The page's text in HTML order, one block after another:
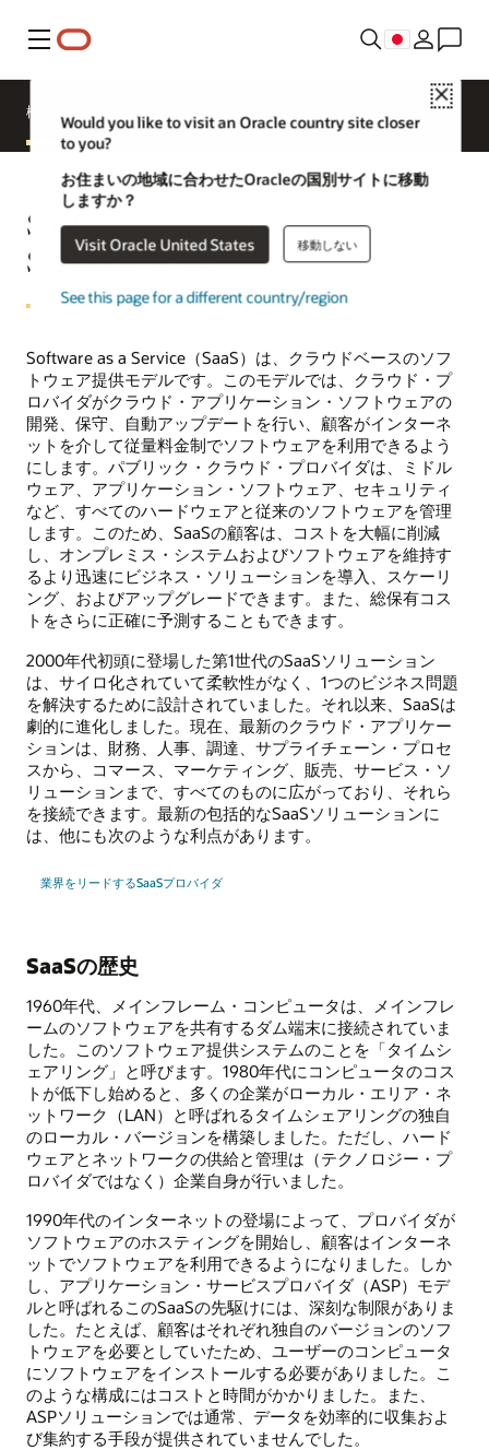
メニュー
Close
Would you like to visit an Oracle country site closer
to you?
お住まいの地域に合わせたOracleの国別サイトに移動
しますか？
Visit Oracle United States 移動しない
See this page for a different country/region
概要
SaaS（Software as a
Service）とは
Software as a Service（SaaS）は、クラウドベースのソフ
トウェア提供モデルです。このモデルでは、クラウド・プ
ロバイダがクラウド・アプリケーション・ソフトウェアの
開発、保守、自動アップデートを行い、顧客がインターネ
ットを介して従量料金制でソフトウェアを利用できるよう
にします。パブリック・クラウド・プロバイダは、ミドル
ウェア、アプリケーション・ソフトウェア、セキュリティ
など、すべてのハードウェアと従来のソフトウェアを管理
します。このため、SaaSの顧客は、コストを大幅に削減
し、オンプレミス・システムおよびソフトウェアを維持す
るより迅速にビジネス・ソリューションを導入、スケーリ
ング、およびアップグレードできます。また、総保有コス
トをさらに正確に予測することもできます。
2000年代初頭に登場した第1世代のSaaSソリューション
は、サイロ化されていて柔軟性がなく、1つのビジネス問題
を解決するために設計されていました。それ以来、SaaSは
劇的に進化しました。現在、最新のクラウド・アプリケー
ションは、財務、人事、調達、サプライチェーン・プロセ
スから、コマース、マーケティング、販売、サービス・ソ
リューションまで、すべてのものに広がっており、それら
を接続できます。最新の包括的なSaaSソリューションに
は、他にも次のような利点があります。
業界をリードするSaaSプロバイダ
SaaSの歴史
1960年代、メインフレーム・コンピュータは、メインフレ
ームのソフトウェアを共有するダム端末に接続されていま
した。このソフトウェア提供システムのことを「タイムシ
ェアリング」と呼びます。1980年代にコンピュータのコス
トが低下し始めると、多くの企業がローカル・エリア・ネ
ットワーク（LAN）と呼ばれるタイムシェアリングの独自
のローカル・バージョンを構築しました。ただし、ハード
ウェアとネットワークの供給と管理は（テクノロジー・プ
ロバイダではなく）企業自身が行いました。
1990年代のインターネットの登場によって、プロバイダが
ソフトウェアのホスティングを開始し、顧客はインターネ
ットでソフトウェアを利用できるようになりました。しか
し、アプリケーション・サービスプロバイダ（ASP）モデ
ルと呼ばれるこのSaaSの先駆けには、深刻な制限がありま
した。たとえば、顧客はそれぞれ独自のバージョンのソフ
トウェアを必要としていたため、ユーザーのコンピュータ
にソフトウェアをインストールする必要がありました。こ
のような構成にはコストと時間がかかりました。また、
ASPソリューションでは通常、データを効率的に収集およ
び集約する手段が提供されていませんでした。